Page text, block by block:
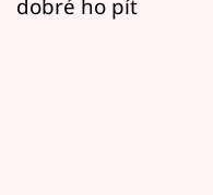
dobré ho pít